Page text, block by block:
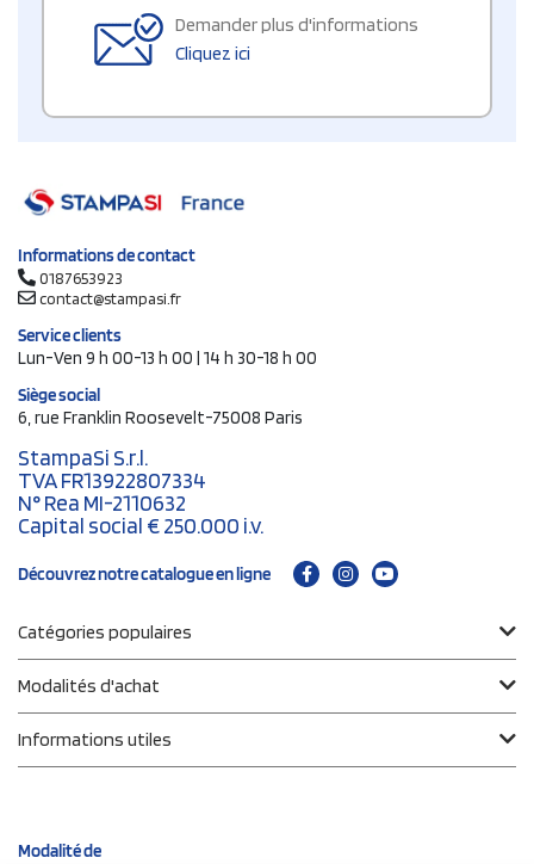
Demander plus d'informations
Cliquez ici
Informations de contact
0187653923
contact@stampasi.fr
Service clients
Lun-Ven 9 h 00-13 h 00 | 14 h 30-18 h 00
Siège social
6, rue Franklin Roosevelt-75008 Paris
StampaSi S.r.l.
TVA FR13922807334
N° Rea MI-2110632
Capital social € 250.000 i.v.
Découvrez notre catalogue en ligne
Catégories populaires
Modalités d'achat
Informations utiles
Modalité de